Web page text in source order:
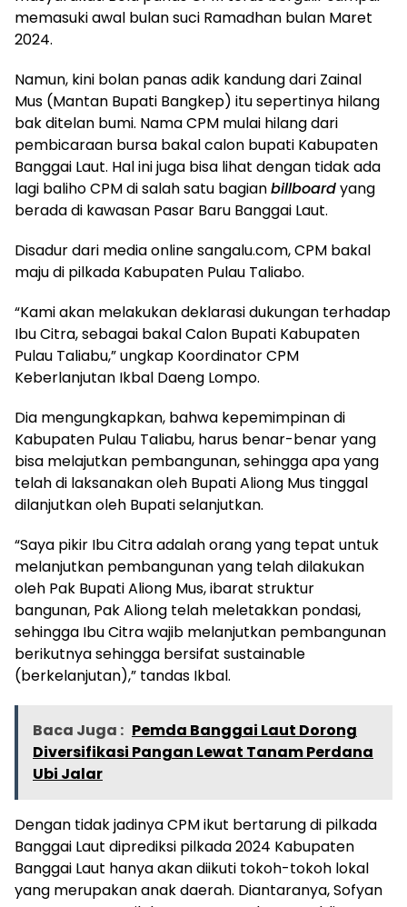
memasuki awal bulan suci Ramadhan bulan Maret
2024.
Namun, kini bolan panas adik kandung dari Zainal
Mus (Mantan Bupati Bangkep) itu sepertinya hilang
bak ditelan bumi. Nama CPM mulai hilang dari
pembicaraan bursa bakal calon bupati Kabupaten
Banggai Laut. Hal ini juga bisa lihat dengan tidak ada
lagi baliho CPM di salah satu bagianbillboardyang
berada di kawasan Pasar Baru Banggai Laut.
Disadur dari media online sangalu.com, CPM bakal
maju di pilkada Kabupaten Pulau Taliabo.
“Kami akan melakukan deklarasi dukungan terhadap
Ibu Citra, sebagai bakal Calon Bupati Kabupaten
Pulau Taliabu,” ungkap Koordinator CPM
Keberlanjutan Ikbal Daeng Lompo.
Dia mengungkapkan, bahwa kepemimpinan di
Kabupaten Pulau Taliabu, harus benar-benar yang
bisa melajutkan pembangunan, sehingga apa yang
telah di laksanakan oleh Bupati Aliong Mus tinggal
dilanjutkan oleh Bupati selanjutkan.
“Saya pikir Ibu Citra adalah orang yang tepat untuk
melanjutkan pembangunan yang telah dilakukan
oleh Pak Bupati Aliong Mus, ibarat struktur
bangunan, Pak Aliong telah meletakkan pondasi,
sehingga Ibu Citra wajib melanjutkan pembangunan
berikutnya sehingga bersifat sustainable
(berkelanjutan),” tandas Ikbal.
Baca Juga : Pemda Banggai Laut Dorong
Diversifikasi Pangan Lewat Tanam Perdana
Ubi Jalar
Dengan tidak jadinya CPM ikut bertarung di pilkada
Banggai Laut diprediksi pilkada 2024 Kabupaten
Banggai Laut hanya akan diikuti tokoh-tokoh lokal
yang merupakan anak daerah. Diantaranya, Sofyan